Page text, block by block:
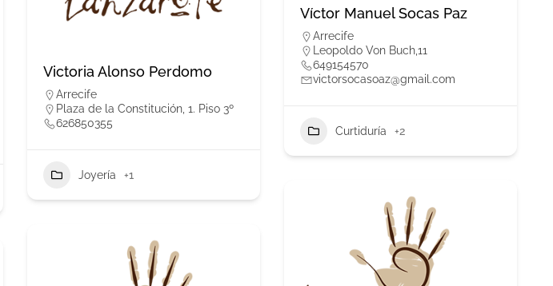
Victoria Alonso Perdomo
Arrecife
Plaza de la Constitución, 1. Piso 3º
626850355
Joyería +1
Víctor Manuel Socas Paz
Arrecife
Leopoldo Von Buch,11
649154570
victorsocasoaz@gmail.com
Curtiduría +2